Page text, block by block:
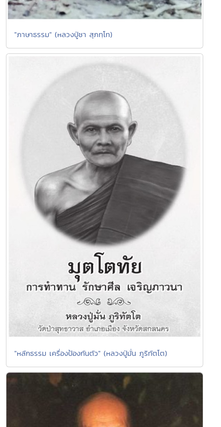
"ภาษาธรรม" (หลวงปู่ชา สุภทฺโท)
"หลักธรรม เครื่องป้องกันตัว" (หลวงปู่มั่น ภูริทัตโต)